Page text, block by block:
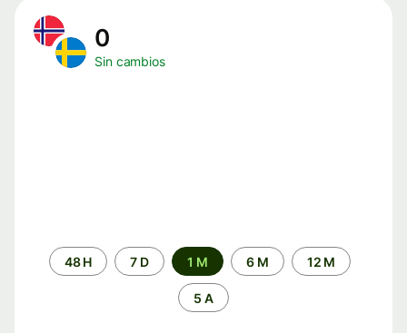
0
Sin cambios
Periodo48 H 7 D 1 M 6 M 12 M
5 A